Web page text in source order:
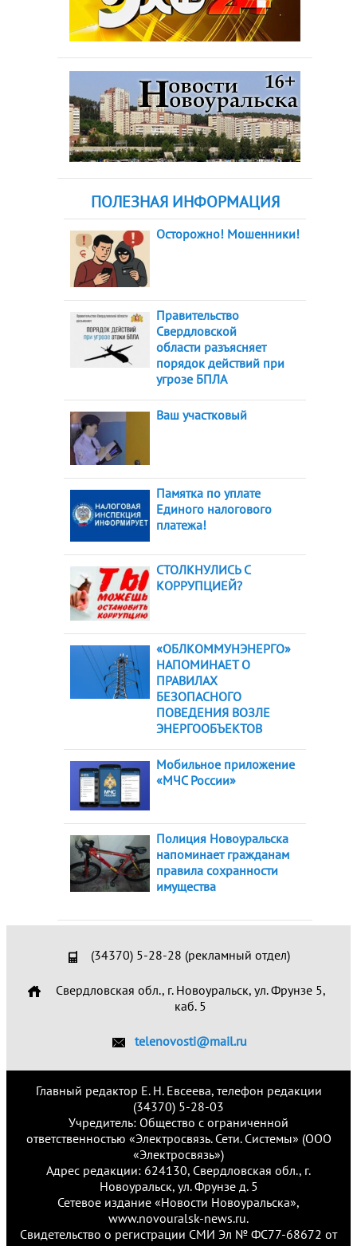
ПОЛЕЗНАЯ ИНФОРМАЦИЯ
Осторожно! Мошенники!
Правительство
Свердловской
области разъясняет
порядок действий при
угрозе БПЛА
Ваш участковый
Памятка по уплате
Единого налогового
платежа!
СТОЛКНУЛИСЬ С
КОРРУПЦИЕЙ?
«ОБЛКОММУНЭНЕРГО»
НАПОМИНАЕТ О
ПРАВИЛАХ
БЕЗОПАСНОГО
ПОВЕДЕНИЯ ВОЗЛЕ
ЭНЕРГООБЪЕКТОВ
Мобильное приложение
«МЧС России»
Полиция Новоуральска
напоминает гражданам
правила сохранности
имущества
(34370) 5-28-28 (рекламный отдел)
Свердловская обл., г. Новоуральск, ул. Фрунзе 5,
каб. 5
telenovosti@mail.ru
Главный редактор Е. Н. Евсеева, телефон редакции
(34370) 5-28-03
Учредитель: Общество с ограниченной
ответственностью «Электросвязь. Сети. Системы» (ООО
«Электросвязь»)
Адрес редакции: 624130, Свердловская обл., г.
Новоуральск, ул. Фрунзе д. 5
Сетевое издание «Новости Новоуральска»,
www.novouralsk-news.ru.
Свидетельство о регистрации СМИ Эл № ФС77-68672 от